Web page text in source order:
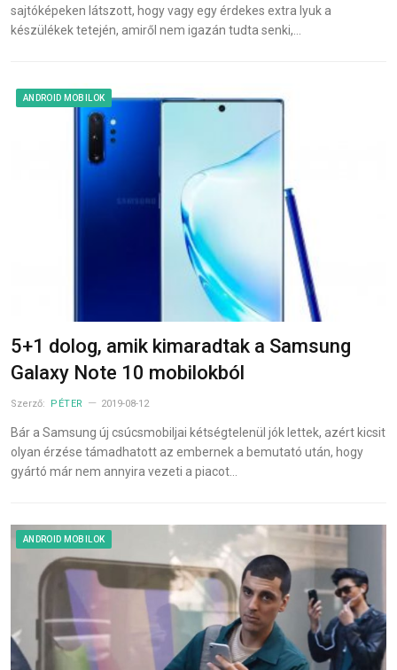
sajtóképeken látszott, hogy vagy egy érdekes extra lyuk a
készülékek tetején, amiről nem igazán tudta senki,…
ANDROID MOBILOK
5+1 dolog, amik kimaradtak a Samsung
Galaxy Note 10 mobilokból
Szerző: PÉTER 2019-08-12
Bár a Samsung új csúcsmobiljai kétségtelenül jók lettek, azért kicsit
olyan érzése támadhatott az embernek a bemutató után, hogy
gyártó már nem annyira vezeti a piacot…
ANDROID MOBILOK